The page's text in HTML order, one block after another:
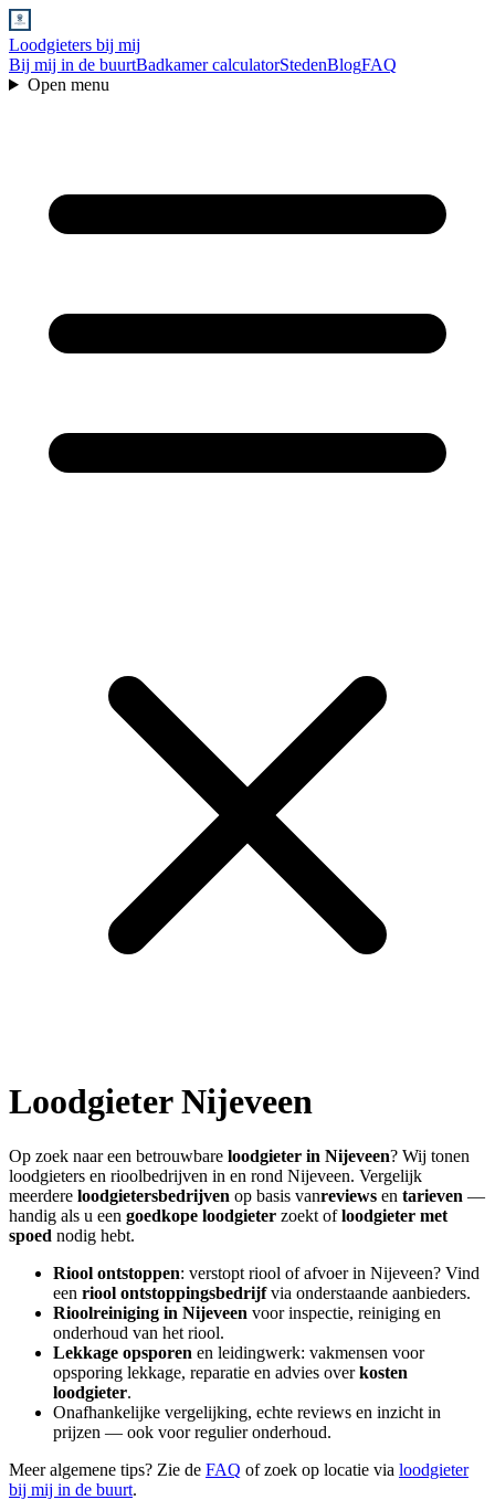
Loodgieters bij mij
Bij mij in de buurtBadkamer calculatorStedenBlogFAQ
Open menu
LoodgieterNijeveen
Op zoek naar een betrouwbare loodgieter in Nijeveen? Wij tonen
loodgieters en rioolbedrijven in en rond Nijeveen. Vergelijk
meerdere loodgietersbedrijven op basis vanreviews en tarieven —
handig als u een goedkope loodgieter zoekt ofloodgieter met
spoed nodig hebt.
Riool ontstoppen: verstopt riool of afvoer in Nijeveen? Vind
een riool ontstoppingsbedrijfvia onderstaande aanbieders.
Rioolreiniging in Nijeveen voor inspectie, reiniging en
onderhoud van het riool.
Lekkage opsporen en leidingwerk: vakmensen voor
opsporing lekkage, reparatie en advies overkosten
loodgieter.
Onafhankelijke vergelijking, echte reviews en inzicht in
prijzen — ook voor regulier onderhoud.
Meer algemene tips? Zie de FAQ of zoek op locatie via loodgieter
bij mij in de buurt.